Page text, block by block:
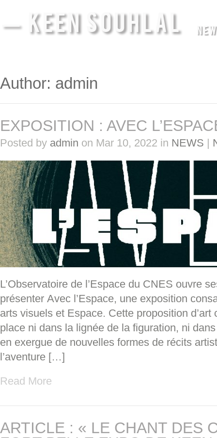
— KEEN SOUHLAL
Author: admin
EXPOSITION : AVEC
Posted by admin on Mar 10, 2022 in NEWS
L’Observatoire de l’Espace du CNES ouvre
présenter Avec l’Espace, une exposition
arts visuels et Espace. Cette proposition d’art
place ni dans la lignée de la figuration, ni
en exergue de nouvelles formes de récits
l’aventure […]
Read More
ARTICLE : « LE CHANT DES